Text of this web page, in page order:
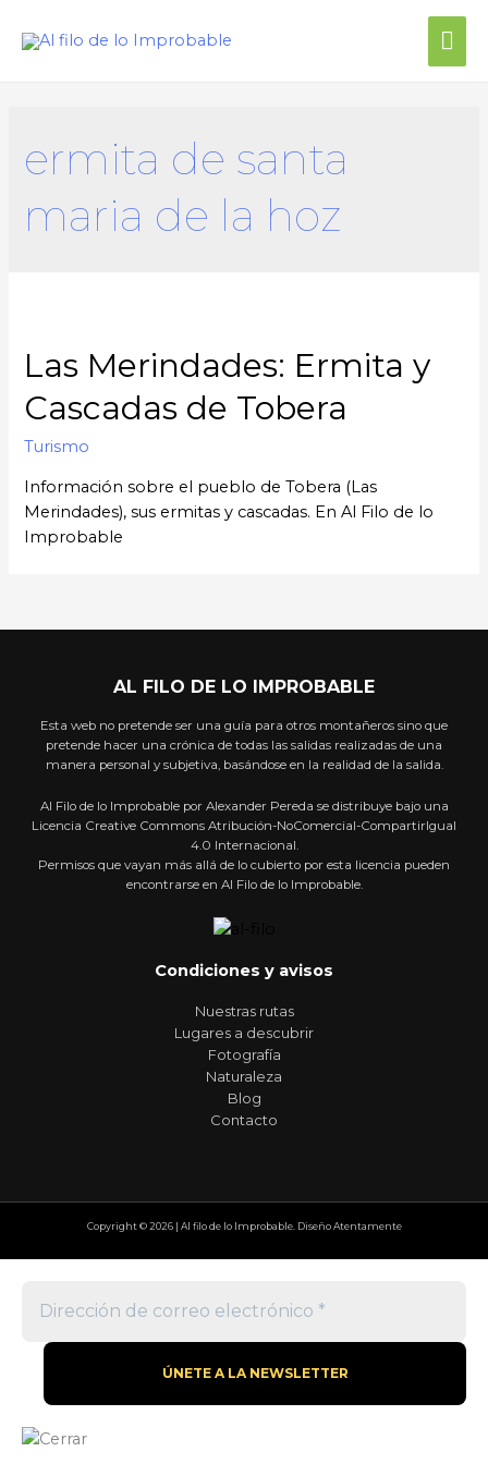
ermita de santa
maria de la hoz
Las Merindades: Ermita y
Cascadas de Tobera
Turismo
Información sobre el pueblo de Tobera (Las
Merindades), sus ermitas y cascadas. En Al Filo de lo
Improbable
AL FILO DE LO IMPROBABLE
Esta web no pretende ser una guía para otros montañeros sino que
pretende hacer una crónica de todas las salidas realizadas de una
manera personal y subjetiva, basándose en la realidad de la salida.
Al Filo de lo Improbable por Alexander Pereda se distribuye bajo una
Licencia Creative Commons Atribución-NoComercial-CompartirIgual
4.0 Internacional.
Permisos que vayan más allá de lo cubierto por esta licencia pueden
encontrarse en Al Filo de lo Improbable.
Condiciones y avisos
Nuestras rutas
Lugares a descubrir
Fotografía
Naturaleza
Blog
Contacto
Copyright © 2026 | Al filo de lo Improbable. Diseño Atentamente